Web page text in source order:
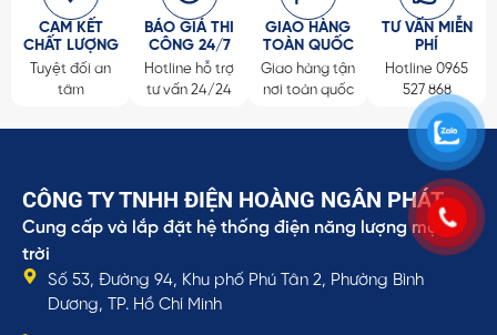
CAM KẾT
CHẤT LƯỢNG
Tuyệt đối an
tâm
BÁO GIÁ THI
CÔNG 24/7
Hotline hỗ trợ
tư vấn 24/24
GIAO HÀNG
TOÀN QUỐC
Giao hàng tận
nơi toàn quốc
TƯ VẤN MIỄN
PHÍ
Hotline 0965
527 868
CÔNG TY TNHH ĐIỆN HOÀNG NGÂN PHÁT
Cung cấp và lắp đặt hệ thống điện năng lượng mặt
trời
Số 53, Đường 94, Khu phố Phú Tân 2, Phường Bình
Dương, TP. Hồ Chí Minh